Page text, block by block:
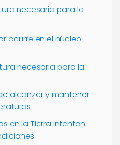
necesaria para la
ocurre en el núcleo
necesaria para la
alcanzar y mantener
en la Tierra intentan